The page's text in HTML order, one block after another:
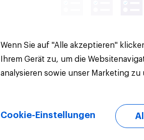
Artikel
Wenn Sie auf "Alle akzeptieren"
Ihrem Gerät zu, um die
analysieren sowie unser Marketing
Cookie-Einstellungen